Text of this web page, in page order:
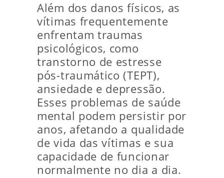
Além dos danos físicos, as
vítimas frequentemente
enfrentam traumas
psicológicos, como
transtorno de estresse
pós-traumático (TEPT),
ansiedade e depressão.
Esses problemas de saúde
mental podem persistir por
anos, afetando a qualidade
de vida das vítimas e sua
capacidade de funcionar
normalmente no dia a dia.